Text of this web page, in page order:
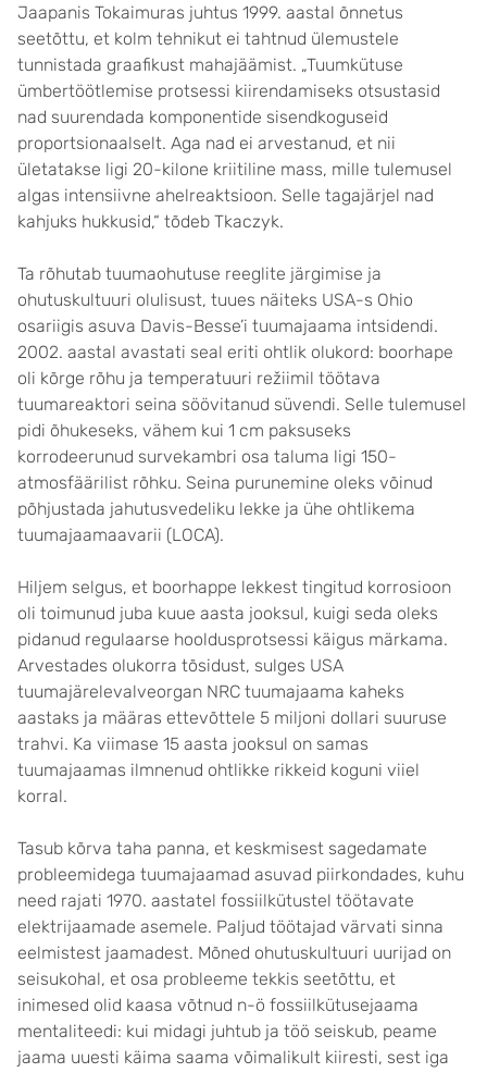
Jaapanis Tokaimuras juhtus 1999. aastal õnnetus
seetõttu, et kolm tehnikut ei tahtnud ülemustele
tunnistada graafikust mahajäämist. „Tuumkütuse
ümbertöötlemise protsessi kiirendamiseks otsustasid
nad suurendada komponentide sisendkoguseid
proportsionaalselt. Aga nad ei arvestanud, et nii
ületatakse ligi 20-kilone kriitiline mass, mille tulemusel
algas intensiivne ahelreaktsioon. Selle tagajärjel nad
kahjuks hukkusid,“ tõdeb Tkaczyk.
Ta rõhutab tuumaohutuse reeglite järgimise ja
ohutuskultuuri olulisust, tuues näiteks USA-s Ohio
osariigis asuva Davis-Besse’i tuumajaama intsidendi.
2002. aastal avastati seal eriti ohtlik olukord: boorhape
oli kõrge rõhu ja temperatuuri režiimil töötava
tuumareaktori seina söövitanud süvendi. Selle tulemusel
pidi õhukeseks, vähem kui 1 cm paksuseks
korrodeerunud survekambri osa taluma ligi 150-
atmosfäärilist rõhku. Seina purunemine oleks võinud
põhjustada jahutusvedeliku lekke ja ühe ohtlikema
tuumajaamaavarii (LOCA).
Hiljem selgus, et boorhappe lekkest tingitud korrosioon
oli toimunud juba kuue aasta jooksul, kuigi seda oleks
pidanud regulaarse hooldusprotsessi käigus märkama.
Arvestades olukorra tõsidust, sulges USA
tuumajärelevalveorgan NRC tuumajaama kaheks
aastaks ja määras ettevõttele 5 miljoni dollari suuruse
trahvi. Ka viimase 15 aasta jooksul on samas
tuumajaamas ilmnenud ohtlikke rikkeid koguni viiel
korral.
Tasub kõrva taha panna, et keskmisest sagedamate
probleemidega tuumajaamad asuvad piirkondades, kuhu
need rajati 1970. aastatel fossiilkütustel töötavate
elektrijaamade asemele. Paljud töötajad värvati sinna
eelmistest jaamadest. Mõned ohutuskultuuri uurijad on
seisukohal, et osa probleeme tekkis seetõttu, et
inimesed olid kaasa võtnud n-ö fossiilkütusejaama
mentaliteedi: kui midagi juhtub ja töö seiskub, peame
jaama uuesti käima saama võimalikult kiiresti, sest iga